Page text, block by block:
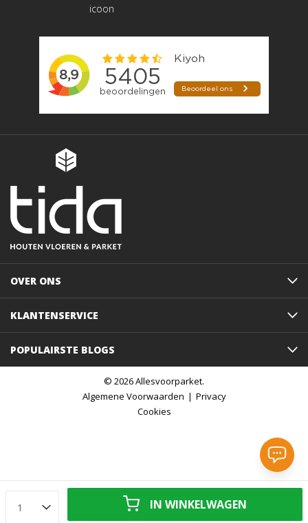
IN WINKELWAGEN
OVER ONS
KLANTENSERVICE
POPULAIRSTE BLOGS
© 2026 Allesvoorparket.
Algemene Voorwaarden
Privacy
Cookies